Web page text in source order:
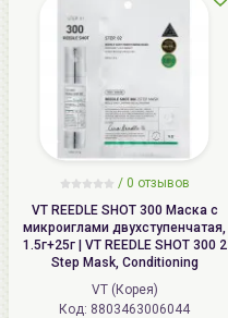
/ 0 отзывов
VT REEDLE SHOT 300 Маска с
микроиглами двухступенчатая,
1.5г+25г | VT REEDLE SHOT 300 2
Step Mask, Conditioning
VT (Корея)
Код: 8803463006044